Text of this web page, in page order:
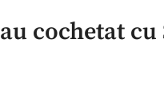
cochetat